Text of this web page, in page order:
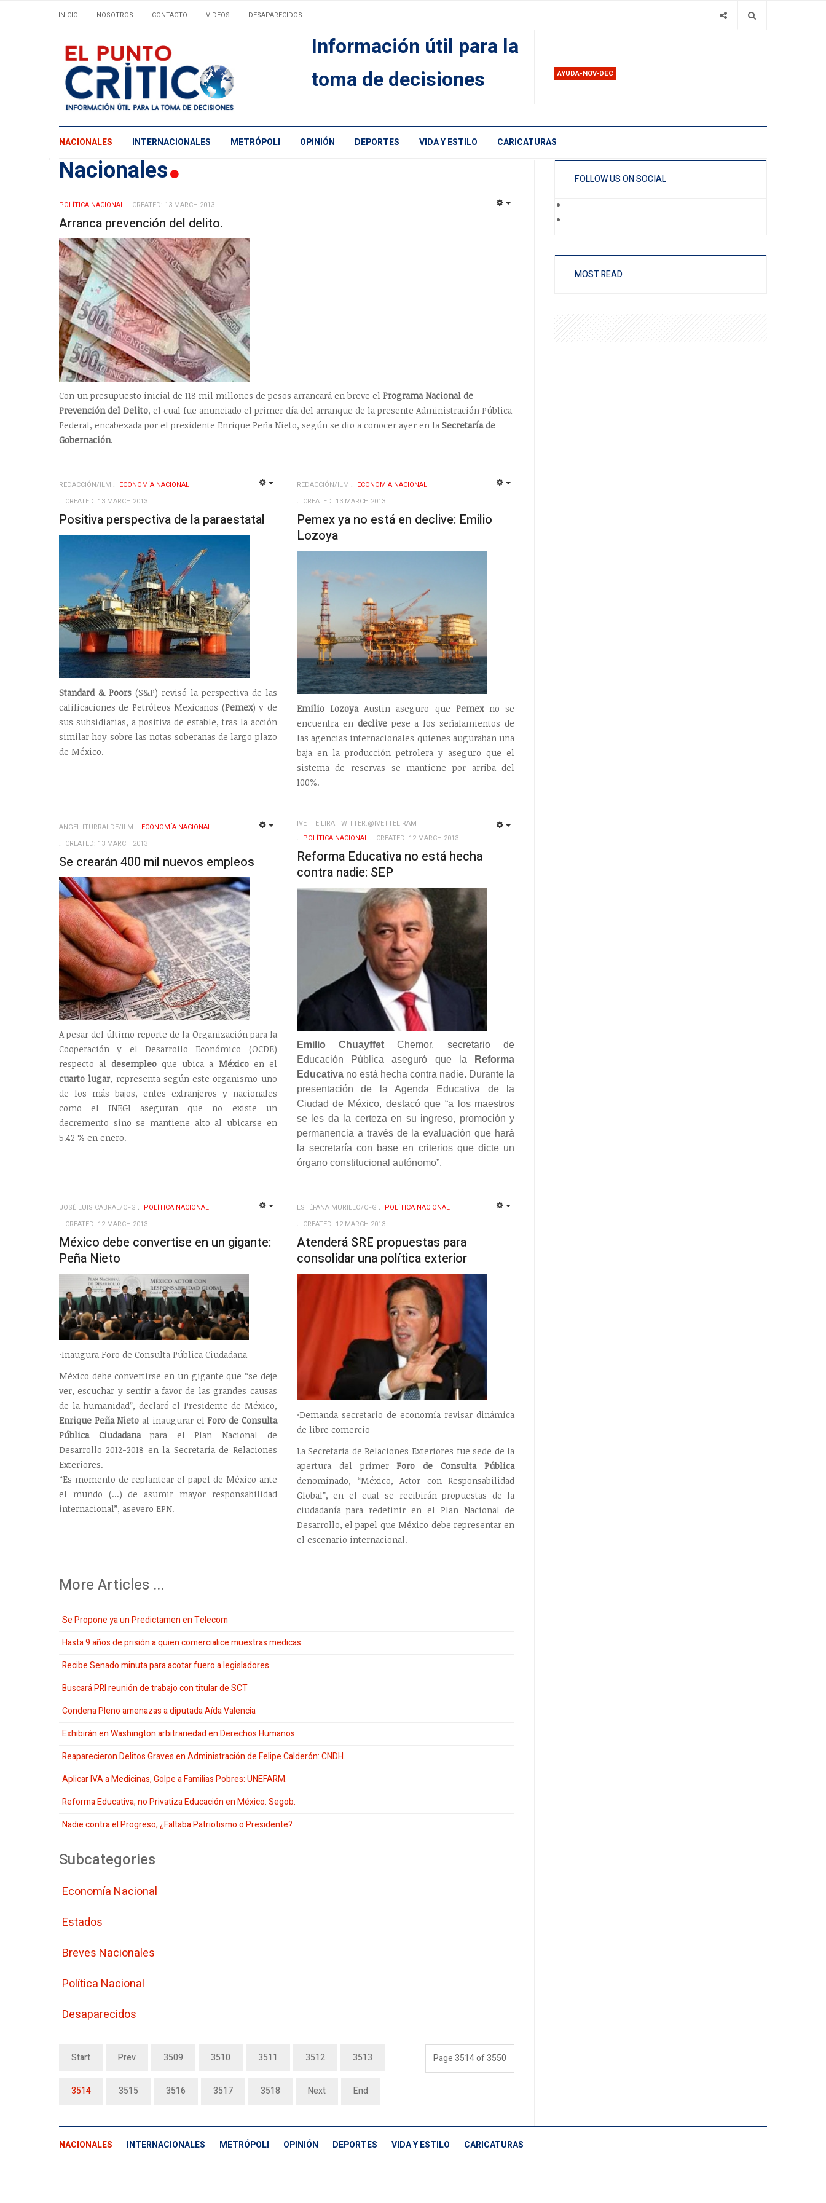
INICIO NOSOTROS CONTACTO VIDEOS DESAPARECIDOS
Información útil para la
toma de decisiones
AYUDA-NOV-DEC
NACIONALES INTERNACIONALES METRÓPOLI OPINIÓN DEPORTES VIDA Y ESTILO CARICATURAS
Nacionales
POLÍ­TICA NACIONAL CREATED: 13 MARCH 2013
Arranca prevención del delito.
Con un presupuesto inicial de 118 mil millones de pesos arrancará en breve el Programa Nacional de
Prevención del Delito, el cual fue anunciado el primer día del arranque de la presente Administración Pública
Federal, encabezada por el presidente Enrique Peña Nieto, según se dio a conocer ayer en la Secretaría de
Gobernación.
REDACCIÓN/ILM
ECONOMÍ­A NACIONAL
CREATED: 13 MARCH 2013
Positiva perspectiva de la paraestatal
Standard & Poors(S&P) revisó la perspectiva de las
calificaciones de Petróleos Mexicanos (Pemex) y de
sus subsidiarias, a positiva de estable, tras la acción
similar hoy sobre las notas soberanas de largo plazo
de México.
REDACCIÓN/ILM
ECONOMÍ­A NACIONAL
CREATED: 13 MARCH 2013
Pemex ya no está en declive: Emilio
Lozoya
Emilio LozoyaAustin aseguro que Pemexno se
encuentra en declivepese a los señalamientos de
las agencias internacionales quienes auguraban una
baja en la producción petrolera y aseguro que el
sistema de reservas se mantiene por arriba del
100%.
ANGEL ITURRALDE/ILM
ECONOMÍ­A NACIONAL
CREATED: 13 MARCH 2013
Se crearán 400 mil nuevos empleos
A pesar del último reporte de la Organización para la
Cooperación y el Desarrollo Económico (OCDE)
respecto aldesempleo que ubica a Méxicoen el
cuarto lugar, representa según este organismo uno
de los más bajos, entes extranjeros y nacionales
como el INEGI aseguran que no existe un
decremento sino se mantiene alto al ubicarse en
5.42 % en enero.
IVETTE LIRA TWITTER:@IVETTELIRAM
POLÍ­TICA NACIONAL
CREATED: 12 MARCH 2013
Reforma Educativa no está hecha
contra nadie: SEP
Emilio Chuayffet Chemor, secretario de
Educación Pública aseguró que la
Reforma
Educativano está hecha contra nadie. Durante la
presentación de la Agenda Educativa de la
Ciudad de México, destacó que “a los maestros
se les da la certeza en su ingreso, promoción y
permanencia a través de la evaluación que hará
la secretaría con base en criterios que dicte un
órgano constitucional autónomo”.
JOSÉ LUIS CABRAL/CFG
POLÍ­TICA NACIONAL
CREATED: 12 MARCH 2013
México debe convertise en un gigante:
Peña Nieto
·Inaugura Foro de Consulta Pública Ciudadana
México debe convertirse en un gigante que “se deje
ver, escuchar y sentir a favor de las grandes causas
de la humanidad”, declaró el Presidente de México,
Enrique Peña Nieto al inaugurar el Foro de Consulta
Pública Ciudadanapara el Plan Nacional de
Desarrollo 2012-2018 en la Secretaría de Relaciones
Exteriores.
“Es momento de replantear el papel de México ante
el mundo (...) de asumir mayor responsabilidad
internacional”, asevero EPN.
ESTÉFANA MURILLO/CFG
POLÍ­TICA NACIONAL
CREATED: 12 MARCH 2013
Atenderá SRE propuestas para
consolidar una política exterior
·Demanda secretario de economía revisar dinámica
de libre comercio
La Secretaria de Relaciones Exteriores fue sede de la
apertura del primer Foro de Consulta Pública
denominado, “México, Actor con Responsabilidad
Global”, en el cual se recibirán propuestas de la
ciudadanía para redefinir en el Plan Nacional de
Desarrollo, el papel que México debe representar en
el escenario internacional.
More Articles ...
Se Propone ya un Predictamen en Telecom
Hasta 9 años de prisión a quien comercialice muestras medicas
Recibe Senado minuta para acotar fuero a legisladores
Buscará PRI reunión de trabajo con titular de SCT
Condena Pleno amenazas a diputada Aída Valencia
Exhibirán en Washington arbitrariedad en Derechos Humanos
Reaparecieron Delitos Graves en Administración de Felipe Calderón: CNDH.
Aplicar IVA a Medicinas, Golpe a Familias Pobres: UNEFARM.
Reforma Educativa, no Privatiza Educación en México: Segob.
Nadie contra el Progreso; ¿Faltaba Patriotismo o Presidente?
Subcategories
Economí­a Nacional
Estados
Breves Nacionales
Polí­tica Nacional
Desaparecidos
Page 3514 of 3550
Start Prev 3509 3510 3511 3512 3513
3514 3515 3516 3517 3518 Next End
FOLLOW US ON SOCIAL
MOST READ
NACIONALES INTERNACIONALES METRÓPOLI OPINIÓN DEPORTES VIDA Y ESTILO CARICATURAS